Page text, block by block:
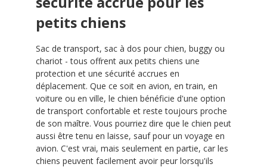
petits chiens
Sac de transport, sac à dos pour chien, buggy ou
chariot - tous offrent aux petits chiens une
protection et une sécurité accrues en
déplacement. Que ce soit en avion, en train, en
voiture ou en ville, le chien bénéficie d'une option
de transport confortable et reste toujours proche
de son maître. Vous pourriez dire que le chien peut
aussi être tenu en laisse, sauf pour un voyage en
avion. C'est vrai, mais seulement en partie, car les
chiens peuvent facilement avoir peur lorsqu'ils